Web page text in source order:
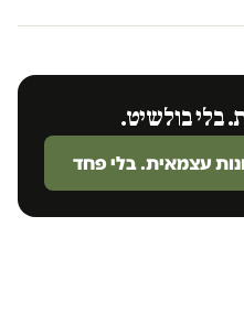
בלי בולשיט.
עצמאית. בלי פחד